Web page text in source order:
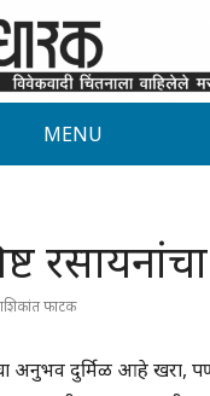
MENU
फाटक
अनुभव दुर्मिळ आहे खरा,